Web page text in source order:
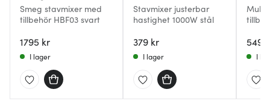
Smeg stavmixer med
tillbehör HBF03 svart
1795 kr
I lager
Stavmixer justerbar
hastighet 1000W stål
379 kr
I lager
stål/
549
I